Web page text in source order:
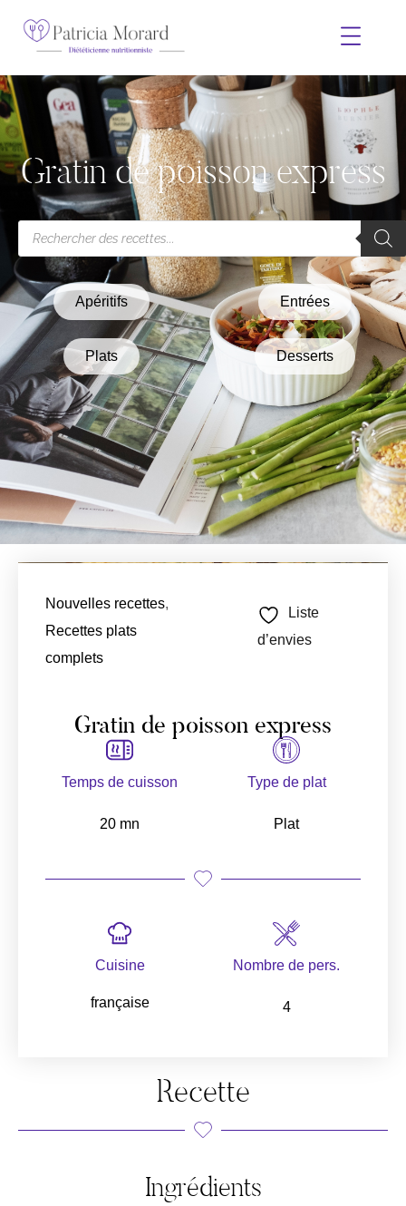
Gratin de poisson express
Apéritifs Entrées
Plats Desserts
Nouvelles recettes,
Recettes plats
complets
Liste
d’envies
Gratin de poisson express
Temps de cuisson
20 mn
Type de plat
Plat
Cuisine
française
Nombre de pers.
4
Recette
Ingrédients